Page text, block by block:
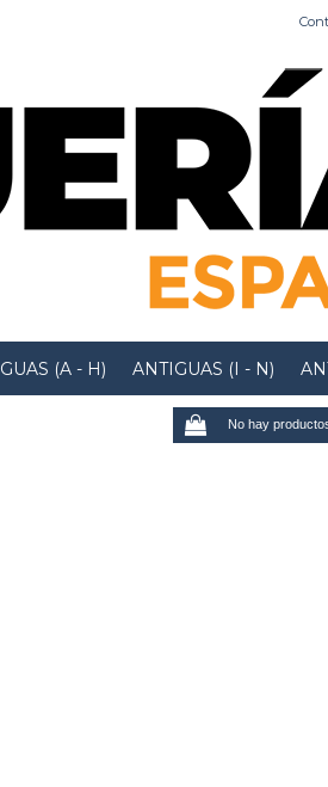
(A - H) ANTIGUAS (I - N)
No hay